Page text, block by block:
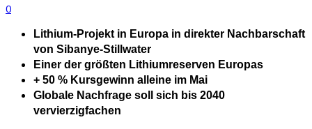
0
Lithium-Projekt in Europa in direkter Nachbarschaft
von Sibanye-Stillwater
Einer der größten Lithiumreserven Europas
+ 50 % Kursgewinn alleine im Mai
Globale Nachfrage soll sich bis 2040
vervierzigfachen